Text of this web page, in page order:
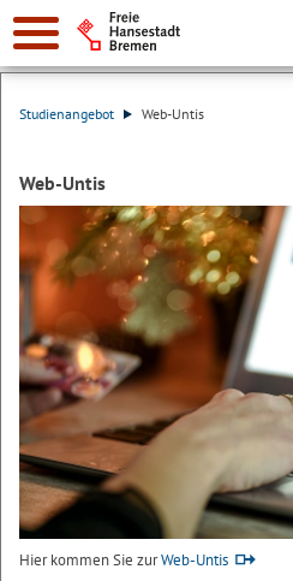
Suche:
Studienangebot Web-Untis
Web-Untis
Hier kommen Sie zurWeb-Untis